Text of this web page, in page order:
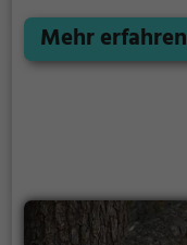
Mehr erfahren